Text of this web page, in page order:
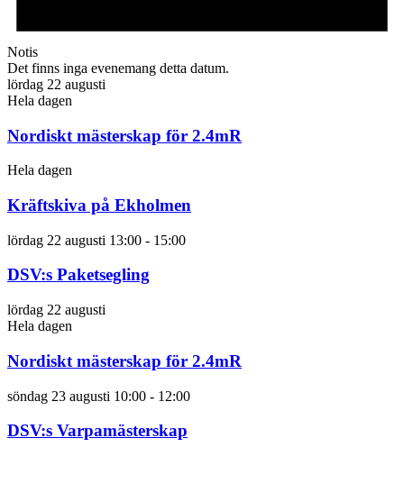
Notis
Det finns inga evenemang detta datum.
lördag 22 augusti
Hela dagen
Nordiskt mästerskap för 2.4mR
Hela dagen
Kräftskiva på Ekholmen
lördag 22 augusti 13:00 - 15:00
DSV:s Paketsegling
lördag 22 augusti
Hela dagen
Nordiskt mästerskap för 2.4mR
söndag 23 augusti 10:00 - 12:00
DSV:s Varpamästerskap